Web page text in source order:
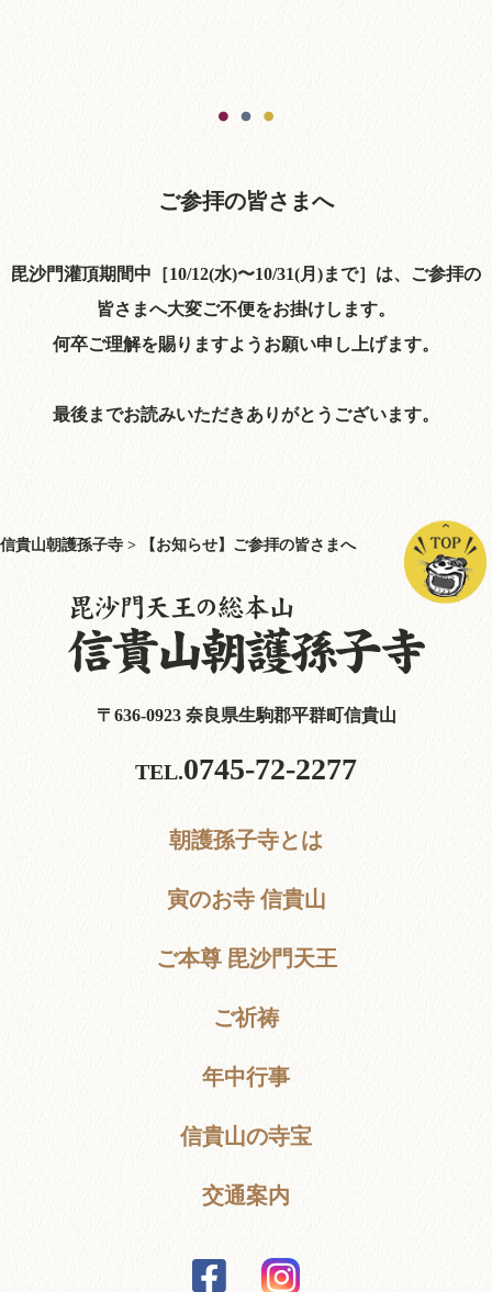
ご参拝の皆さまへ
毘沙門灌頂期間中［10/12(水)〜10/31(月)まで］は、ご参拝の
皆さまへ大変ご不便をお掛けします。
何卒ご理解を賜りますようお願い申し上げます。
最後までお読みいただきありがとうございます。
信貴山朝護孫子寺 > 【お知らせ】ご参拝の皆さまへ
〒636-0923 奈良県生駒郡平群町信貴山
TEL.0745-72-2277
朝護孫子寺とは
寅のお寺 信貴山
ご本尊 毘沙門天王
ご祈祷
年中行事
信貴山の寺宝
交通案内